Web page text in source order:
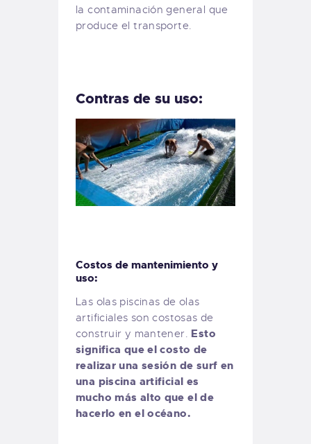
la contaminación general que
produce el transporte.
Contras de su uso:
Costos de mantenimiento y
uso:
Las olas piscinas de olas
artificiales son costosas de
construir y mantener. Esto
significa que el costo de
realizar una sesión de surf en
una piscina artificial es
mucho más alto que el de
hacerlo en el océano.